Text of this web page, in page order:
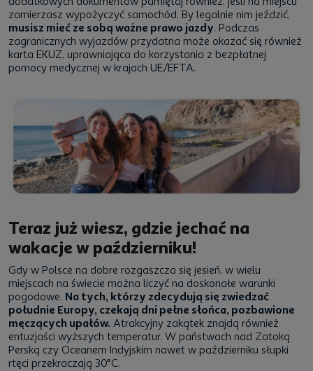
zamierzasz wypożyczyć samochód. By legalnie nim jeździć,
musisz mieć ze sobą ważne prawo jazdy. Podczas
zagranicznych wyjazdów przydatna może okazać się również
karta EKUZ, uprawniająca do korzystania z bezpłatnej
pomocy medycznej w krajach UE/EFTA.
Teraz już wiesz, gdzie jechać na
wakacje w październiku!
Gdy w Polsce na dobre rozgaszcza się jesień, w wielu
miejscach na świecie można liczyć na doskonałe warunki
pogodowe. Na tych, którzy zdecydują się zwiedzać
południe Europy, czekają dni pełne słońca, pozbawione
męczących upałów. Atrakcyjny zakątek znajdą również
entuzjaści wyższych temperatur. W państwach nad Zatoką
Perską czy Oceanem Indyjskim nawet w październiku słupki
rtęci przekraczają 30°C.